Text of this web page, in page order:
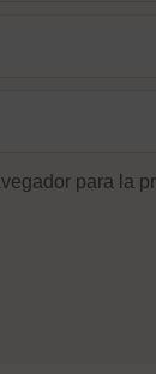
para la